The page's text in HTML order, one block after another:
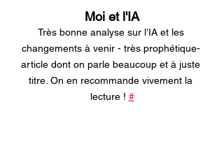
Moi et l'IA
Très bonne analyse sur l’IA et les
changements à venir - très prophétique-
article dont on parle beaucoup et à juste
titre. On en recommande vivement la
lecture ! #